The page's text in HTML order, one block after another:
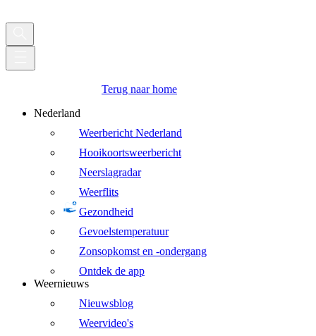
Terug naar home
Nederland
Weerbericht Nederland
Hooikoortsweerbericht
Neerslagradar
Weerflits
Gezondheid
Gevoelstemperatuur
Zonsopkomst en -ondergang
Ontdek de app
Weernieuws
Nieuwsblog
Weervideo's